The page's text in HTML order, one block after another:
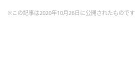
※この記事は2020年10月26日に公開されたものです